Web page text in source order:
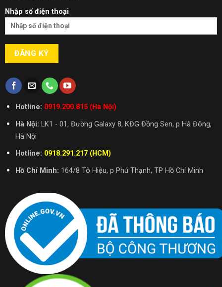
Nhập số điện thoại
Hotline: 0919.200.815 (Hà Nội)
Hà Nội: LK1 - 01, Đường Galaxy 8, KĐG Đồng Sen, p Hà Đông,
Hà Nội
Hotline: 0918.291.217 (HCM)
Hồ Chí Minh: 164/8 Tô Hiệu, p Phú Thạnh, TP Hồ Chí Minh